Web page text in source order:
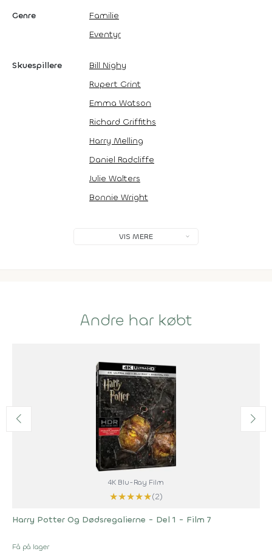
Genre
Familie
Eventyr
Skuespillere
Bill Nighy
Rupert Grint
Emma Watson
Richard Griffiths
Harry Melling
Daniel Radcliffe
Julie Walters
Bonnie Wright
VIS MERE
Andre har købt
4K Blu-Ray Film
★★★★★(2)
Harry Potter Og Dødsregalierne - Del 1 - Film 7
Få på lager